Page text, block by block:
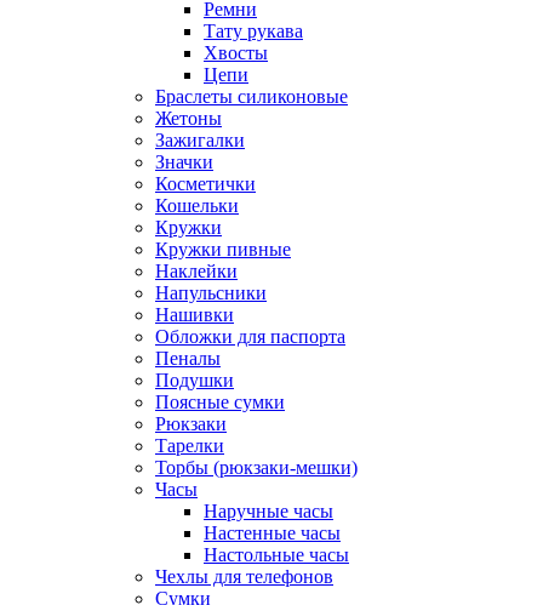
Ремни
Тату рукава
Хвосты
Цепи
Браслеты силиконовые
Жетоны
Зажигалки
Значки
Косметички
Кошельки
Кружки
Кружки пивные
Наклейки
Напульсники
Нашивки
Обложки для паспорта
Пеналы
Подушки
Поясные сумки
Рюкзаки
Тарелки
Торбы (рюкзаки-мешки)
Часы
Наручные часы
Настенные часы
Настольные часы
Чехлы для телефонов
Сумки